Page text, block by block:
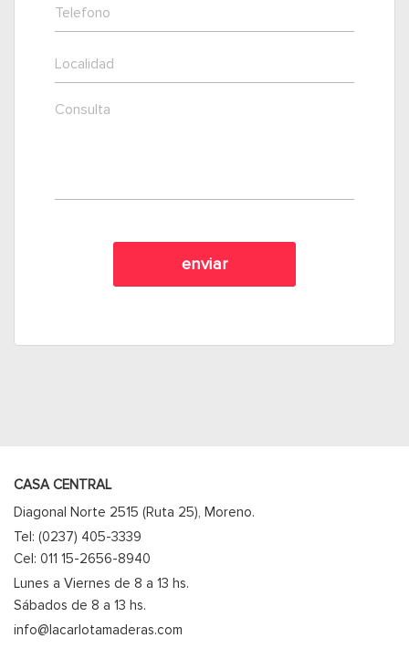
CASA CENTRAL
Diagonal Norte 2515 (Ruta 25), Moreno.
Tel: (0237) 405-3339
Cel: 011 15-2656-8940
Lunes a Viernes de 8 a 13 hs.
Sábados de 8 a 13 hs.
info@lacarlotamaderas.com